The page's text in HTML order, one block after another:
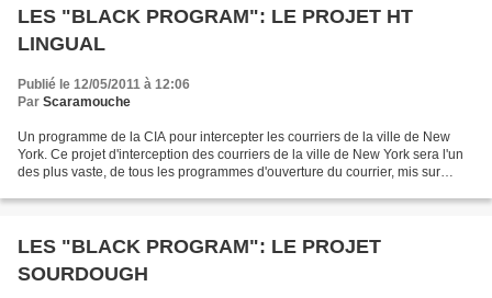
LES "BLACK PROGRAM": LE PROJET HT
LINGUAL
Publié le 12/05/2011 à 12:06
Par Scaramouche
Un programme de la CIA pour intercepter les courriers de la ville de New
York. Ce projet d'interception des courriers de la ville de New York sera l'un
des plus vaste, de tous les programmes d'ouverture du courrier, mis sur
LES "BLACK PROGRAM": LE PROJET
SOURDOUGH